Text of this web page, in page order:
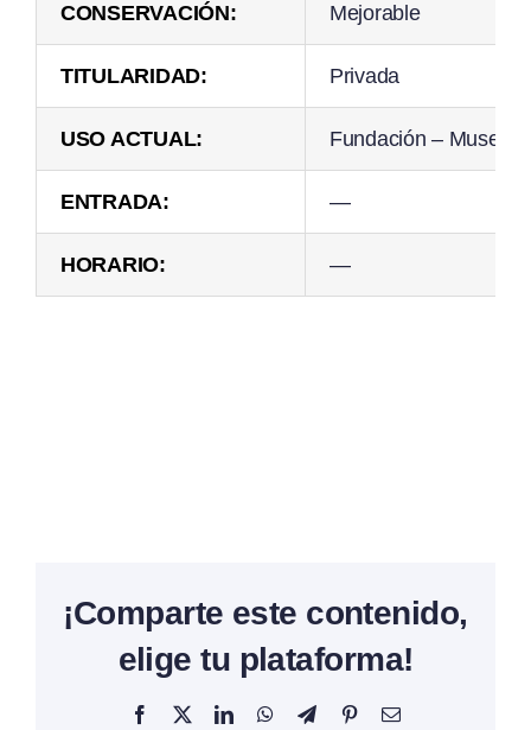
CONSERVACIÓN: Mejorable
TITULARIDAD: Privada
USO ACTUAL: Fundación – Museo
ENTRADA: —
HORARIO: —
¡Comparte este contenido,
elige tu plataforma!
Facebook
X LinkedInWhatsAppTelegramPinterestCorreo